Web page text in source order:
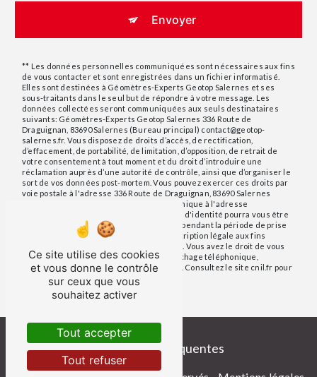
Envoyer
** Les données personnelles communiquées sont nécessaires aux fins
de vous contacter et sont enregistrées dans un fichier informatisé.
Elles sont destinées à Géomètres-Experts Geotop Salernes et ses
sous-traitants dans le seul but de répondre à votre message. Les
données collectées seront communiquées aux seuls destinataires
suivants: Géomètres-Experts Geotop Salernes 336 Route de
Draguignan, 83690 Salernes (Bureau principal) contact@geotop-
salernes.fr. Vous disposez de droits d’accès, de rectification,
d’effacement, de portabilité, de limitation, d’opposition, de retrait de
votre consentement à tout moment et du droit d’introduire une
réclamation auprès d’une autorité de contrôle, ainsi que d’organiser le
sort de vos données post-mortem. Vous pouvez exercer ces droits par
voie postale à l'adresse 336 Route de Draguignan, 83690 Salernes
(Bureau principal) ou par courrier électronique à l'adresse
contact@geotop-salernes.fr. Un justificatif d'identité pourra vous être
demandé. Nous conservons vos données pendant la période de prise
de contact puis pendant la durée de prescription légale aux fins
probatoires et de gestion des contentieux. Vous avez le droit de vous
inscrire sur la liste d'opposition au démarchage téléphonique,
disponible à cette adresse:
Bloctel.gouv.fr
. Consultez le site cnil.fr pour
plus d’informations sur vos droits.
Recherches fréquentes
Ce site utilise des cookies
et vous donne le contrôle
sur ceux que vous
souhaitez activer
Tout accepter
Tout refuser